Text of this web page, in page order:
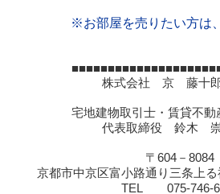
※お部屋を売りたい方は
株式会社 京 藤十
宅地建物取引士・賃貸不動
代表取締役 鈴木
〒 604 － 8084
京都市中京区富小路通り三条上
TEL
075-746-